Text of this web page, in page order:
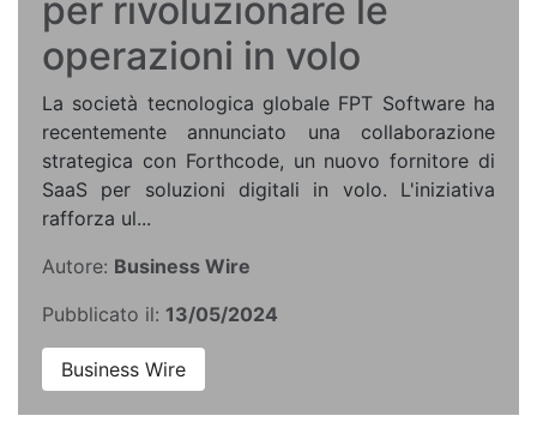
per rivoluzionare le
operazioni in volo
La società tecnologica globale FPT Software ha
recentemente annunciato una collaborazione
strategica con Forthcode, un nuovo fornitore di
SaaS per soluzioni digitali in volo. L'iniziativa
rafforza ul...
Autore: Business Wire
Pubblicato il: 13/05/2024
Business Wire